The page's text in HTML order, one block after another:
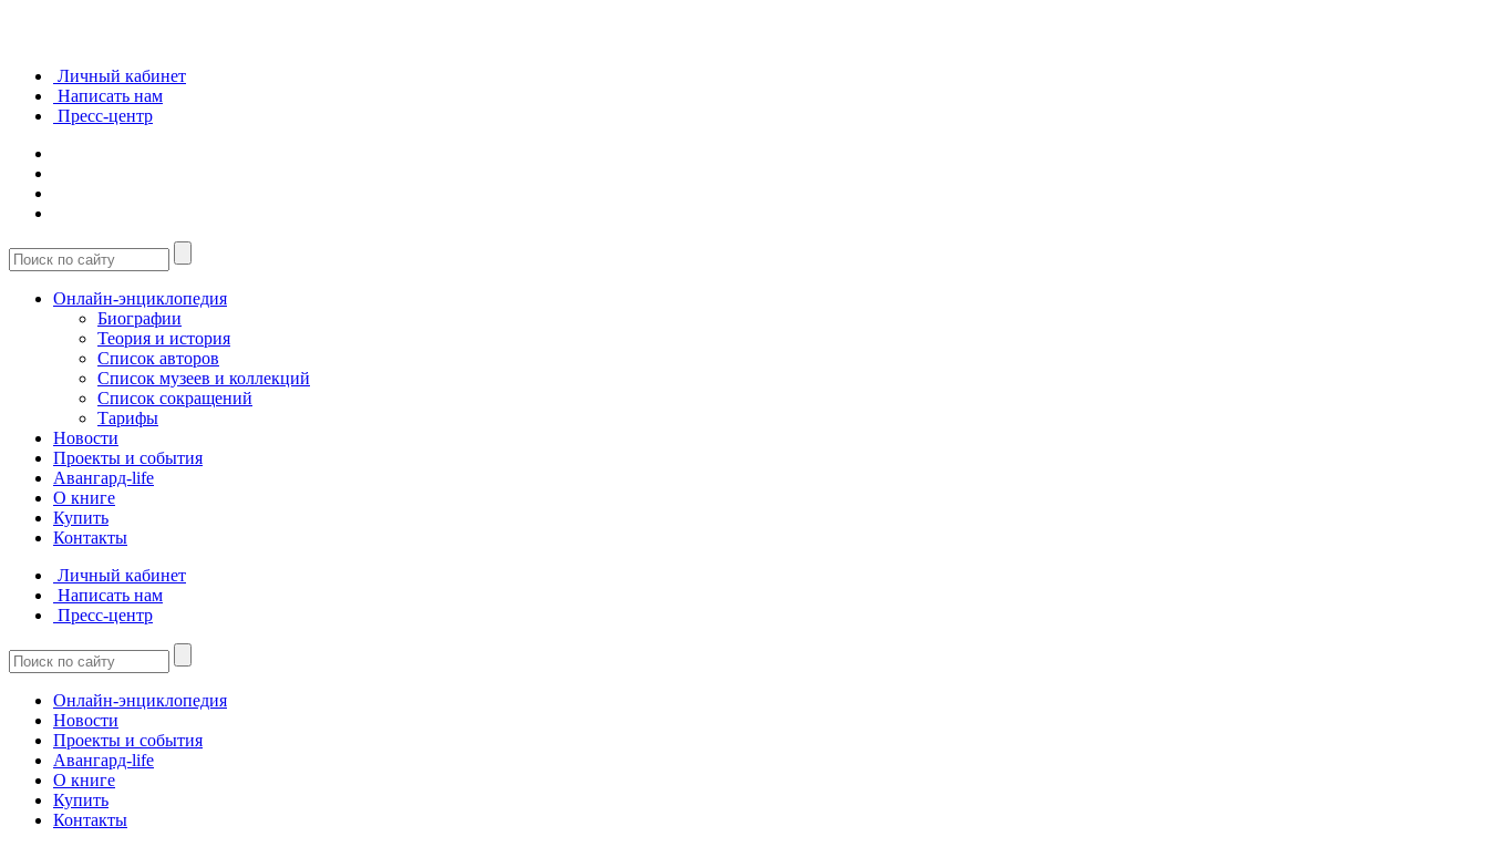
Личный кабинет
Написать нам
Пресс-центр
Онлайн-энциклопедия
Биографии
Теория и история
Список авторов
Список музеев и коллекций
Список сокращений
Тарифы
Новости
Проекты и события
Авангард-life
О книге
Купить
Контакты
Личный кабинет
Написать нам
Пресс-центр
Онлайн-энциклопедия
Новости
Проекты и события
Авангард-life
О книге
Купить
Контакты